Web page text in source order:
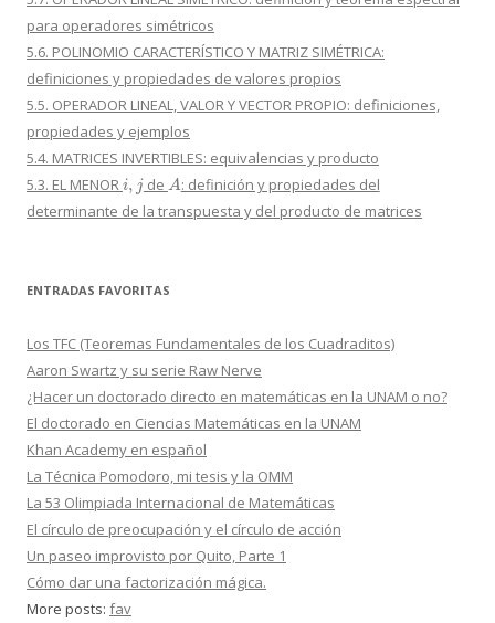
para operadores simétricos
5.6. POLINOMIO CARACTERÍSTICO Y MATRIZ SIMÉTRICA:
definiciones y propiedades de valores propios
5.5. OPERADOR LINEAL, VALOR Y VECTOR PROPIO: definiciones,
propiedades y ejemplos
5.4. MATRICES INVERTIBLES: equivalencias y producto
5.3. EL MENORi,j de A: definición y propiedades del
determinante de la transpuesta y del producto de matrices
ENTRADAS FAVORITAS
Los TFC (Teoremas Fundamentales de los Cuadraditos)
Aaron Swartz y su serie Raw Nerve
¿Hacer un doctorado directo en matemáticas en la UNAM o no?
El doctorado en Ciencias Matemáticas en la UNAM
Khan Academy en español
La Técnica Pomodoro, mi tesis y la OMM
La 53 Olimpiada Internacional de Matemáticas
El círculo de preocupación y el círculo de acción
Un paseo improvisto por Quito, Parte 1
Cómo dar una factorización mágica.
More posts: fav